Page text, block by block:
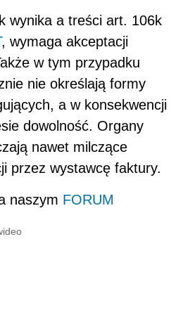
wynika a treści art. 106k
, wymaga akceptacji
w tym przypadku
nie określają formy
a w konsekwencji
dowolność. Organy
nawet milczące
przez wystawcę faktury.
naszym FORUM